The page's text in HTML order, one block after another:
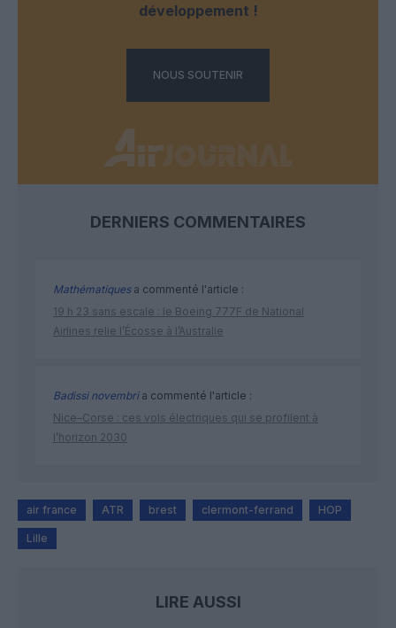
développement !
NOUS SOUTENIR
DERNIERS COMMENTAIRES
Mathématiquesa commenté l'article :
19 h 23 sans escale : le Boeing 777F de National
Airlines relie l’Écosse à l’Australie
Badissi novembria commenté l'article :
Nice–Corse : ces vols électriques qui se profilent à
l’horizon 2030
air france ATR brest clermont-ferrand HOP
Lille
LIRE AUSSI